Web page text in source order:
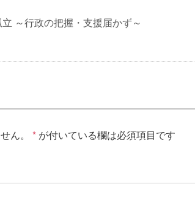
～行政の把握・支援届かず～
ん。 * が付いている欄は必須項目です